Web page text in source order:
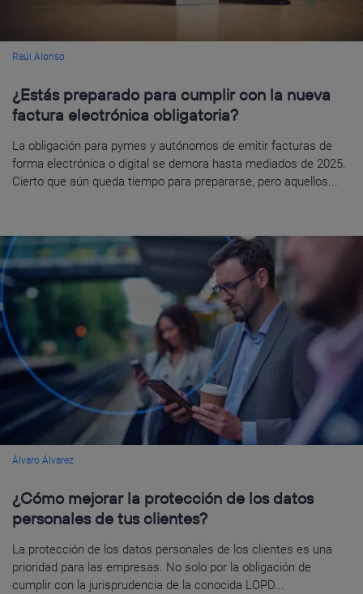
Raúl Alonso
¿Estás preparado para cumplir con la nueva
factura electrónica obligatoria?
La obligación para pymes y autónomos de emitir facturas de
forma electrónica o digital se demora hasta mediados de 2025.
Cierto que aún queda tiempo para prepararse, pero aquellos...
Álvaro Álvarez
¿Cómo mejorar la protección de los datos
personales de tus clientes?
La protección de los datos personales de los clientes es una
prioridad para las empresas. No solo por la obligación de
cumplir con la jurisprudencia de la conocida LOPD...